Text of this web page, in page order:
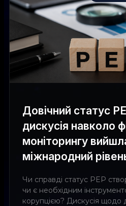
Довічний статус
дискусія навколо
моніторингу
міжнародний
Чи справді статус PEP
чи є необхідним
корупцією? Дискусія щодо